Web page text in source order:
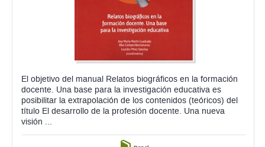
El objetivo del manual Relatos biográficos en la formación
docente. Una base para la investigación educativa es
posibilitar la extrapolación de los contenidos (teóricos) del
título El desarrollo de la profesión docente. Una nueva
visión ...